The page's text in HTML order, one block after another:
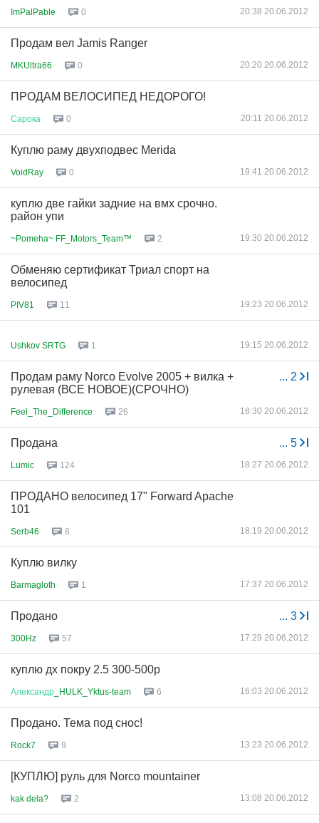
ImPalPable 0 20:38 20.06.2012
Продам вел Jamis Ranger
MKUltra66 0 20:20 20.06.2012
ПРОДАМ ВЕЛОСИПЕД НЕДОРОГО!
Сарока 0 20:11 20.06.2012
Куплю раму двухподвес Merida
VoidRay 0 19:41 20.06.2012
куплю две гайки задние на вмх срочно.
район упи
~Pomeha~ FF_Motors_Team™ 2 19:30 20.06.2012
Обменяю сертификат Триал спорт на
велосипед
PIV81 11 19:23 20.06.2012
Ushkov SRTG 1 19:15 20.06.2012
... 2
Продам раму Norco Evolve 2005 + вилка +
рулевая (ВСЕ НОВОЕ)(СРОЧНО)
Feel_The_Difference 26 18:30 20.06.2012
... 5
Продана
Lumic 124 18:27 20.06.2012
ПРОДАНО велосипед 17" Forward Apache
101
Serb46 8 18:19 20.06.2012
Куплю вилку
Barmagloth 1 17:37 20.06.2012
... 3
Продано
300Hz 57 17:29 20.06.2012
куплю дх покру 2.5 300-500р
Александр _HULK_Yktus-team 6 16:03 20.06.2012
Продано. Тема под снос!
Rock7 9 13:23 20.06.2012
[КУПЛЮ] руль для Norco mountainer
kak dela? 2 13:08 20.06.2012